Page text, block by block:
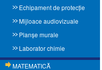
Echipament de protecție
Mijloace audiovizuale
Planşe murale
Laborator chimie
MATEMATICĂ